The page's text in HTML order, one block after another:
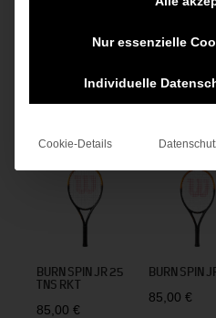
Versandkosten
inkl. MwSt.
zzgl.
BURN SPIN JR 25
TNS RKT
85,00€
BURN SPIN
85,00€
Nur essenzielle
Individuelle
Cookie-Details